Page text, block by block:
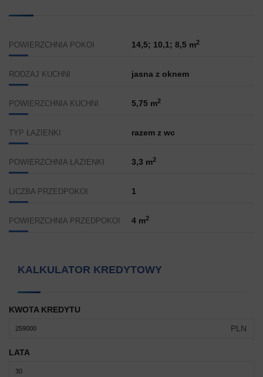
POWIERZCHNIA POKOI 14,5; 10,1; 8,5 m2
RODZAJ KUCHNI jasna z oknem
POWIERZCHNIA KUCHNI 5,75 m2
TYP ŁAZIENKI razem z wc
POWIERZCHNIA ŁAZIENKI 3,3 m2
LICZBA PRZEDPOKOI 1
POWIERZCHNIA PRZEDPOKOI 4 m2
KALKULATOR KREDYTOWY
KWOTA KREDYTU
PLN
LATA